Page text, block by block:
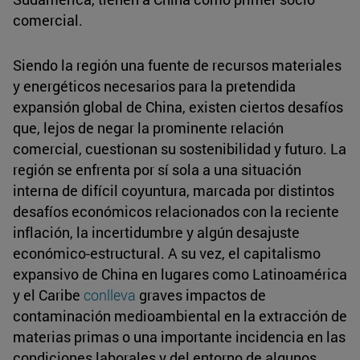
comercial.
Siendo la región una fuente de recursos materiales
y energéticos necesarios para la pretendida
expansión global de China, existen ciertos desafíos
que, lejos de negar la prominente relación
comercial, cuestionan su sostenibilidad y futuro. La
región se enfrenta por sí sola a una situación
interna de difícil coyuntura, marcada por distintos
desafíos económicos relacionados con la reciente
inflación, la incertidumbre y algún desajuste
económico-estructural. A su vez, el capitalismo
expansivo de China en lugares como Latinoamérica
y el Caribe conlleva graves impactos de
contaminación medioambiental en la extracción de
materias primas o una importante incidencia en las